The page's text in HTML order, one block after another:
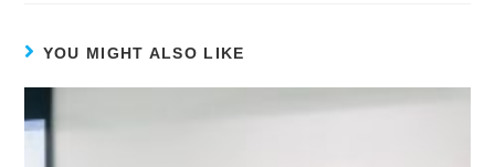
YOU MIGHT ALSO LIKE